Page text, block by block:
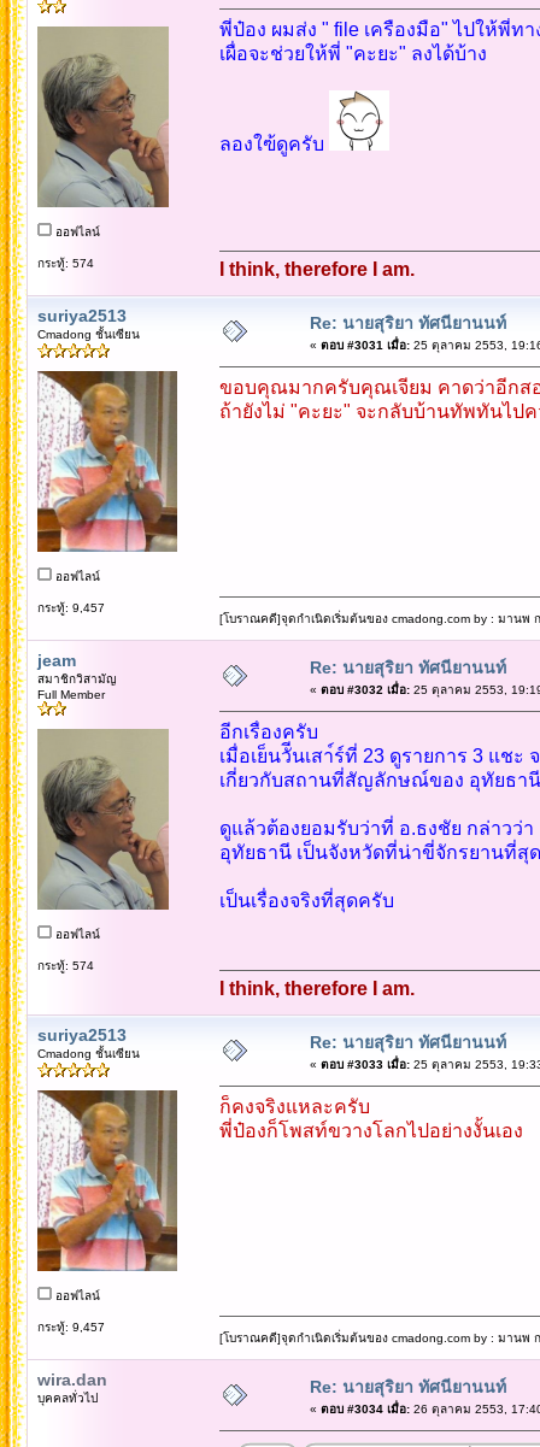
ออฟไลน์
กระทู้: 574
พี่ป๋อง ผมส่ง " file เครืองมือ" ไปให้พี่ทา
เผื่อจะช่วยให้พี่ "คะยะ" ลงได้บ้าง
ลองใฃ้ดูครับ
I think, therefore I am.
suriya2513
Cmadong ชั้นเซียน
ออฟไลน์
กระทู้: 9,457
Re: นายสุริยา ทัศนียานนท์
« ตอบ #3031 เมื่อ:25 ตุลาคม 2553,
ขอบคุณมากครับคุณเจียม คาดว่าอีกส
ถ้ายังไม่ "คะยะ" จะกลับบ้านทัพทันไปค
[โบราณคดี]จุดกำเนิดเริ่มต้นของ cmadong.com by : มานพ
jeam
สมาชิกวิสามัญ
Full Member
ออฟไลน์
กระทู้: 574
Re: นายสุริยา ทัศนียานนท์
« ตอบ #3032 เมื่อ:25 ตุลาคม 2553,
อีกเรื่องครับ
เมื่อเย็นวัีนเสา์ร์ที่ 23 ดูรายการ 3 แชะ
เกี่ยวกับสถานที่สัญลักษณ์ของ อุทัยธานี
ดูแล้วต้องยอมรับว่าที่ อ.ธงชัย กล่าวว่า
อุทัยธานี เป็นจังหวัดที่น่าขี่จักรยานที่สุ
เป็นเรื่องจริงที่สุดครับ
I think, therefore I am.
suriya2513
Cmadong ชั้นเซียน
ออฟไลน์
กระทู้: 9,457
Re: นายสุริยา ทัศนียานนท์
« ตอบ #3033 เมื่อ:25 ตุลาคม 2553,
ก็คงจริงแหละครับ
พี่ป๋องก็โพสท์ขวางโลกไปอย่างงั้นเอง
[โบราณคดี]จุดกำเนิดเริ่มต้นของ cmadong.com by : มานพ
wira.dan
บุคคลทั่วไป
Re: นายสุริยา ทัศนียานนท์
« ตอบ #3034 เมื่อ:26 ตุลาคม 2553,